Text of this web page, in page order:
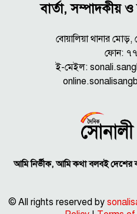
বার্তা, সম্পাদকীয় ও
বোয়ালিয়া থানার মোড়,
ফোন:
ই-মেইল:
আমি নির্ভীক, আমি কথা বলবই দেশের
© All rights reserved by